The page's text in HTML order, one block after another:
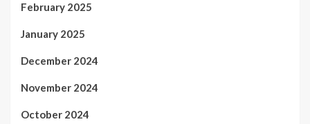
February 2025
January 2025
December 2024
November 2024
October 2024